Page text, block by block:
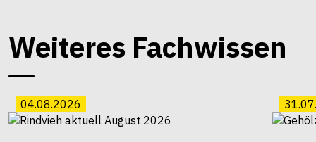
Weiteres Fachwissen
04.08.2026